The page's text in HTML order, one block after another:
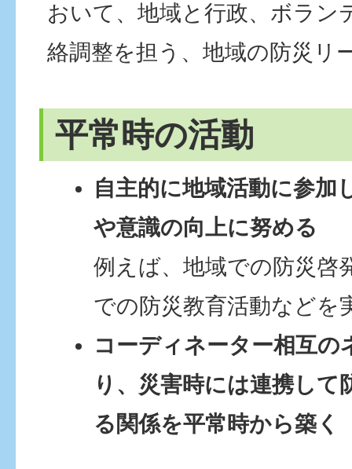
おいて、地域と行政、ボラン
絡調整を担う、地域の防災リ
平常時の活動
自主的に地域活動に参加
や意識の向上に努める
例えば、地域での防災啓
での防災教育活動などを
コーディネーター相互の
り、災害時には連携して
る関係を平常時から築く